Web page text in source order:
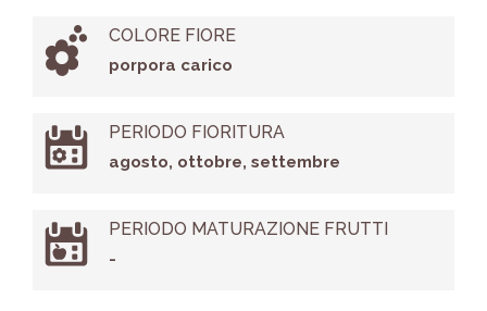
COLORE FIORE
porpora carico
PERIODO FIORITURA
agosto, ottobre, settembre
PERIODO MATURAZIONE FRUTTI
-